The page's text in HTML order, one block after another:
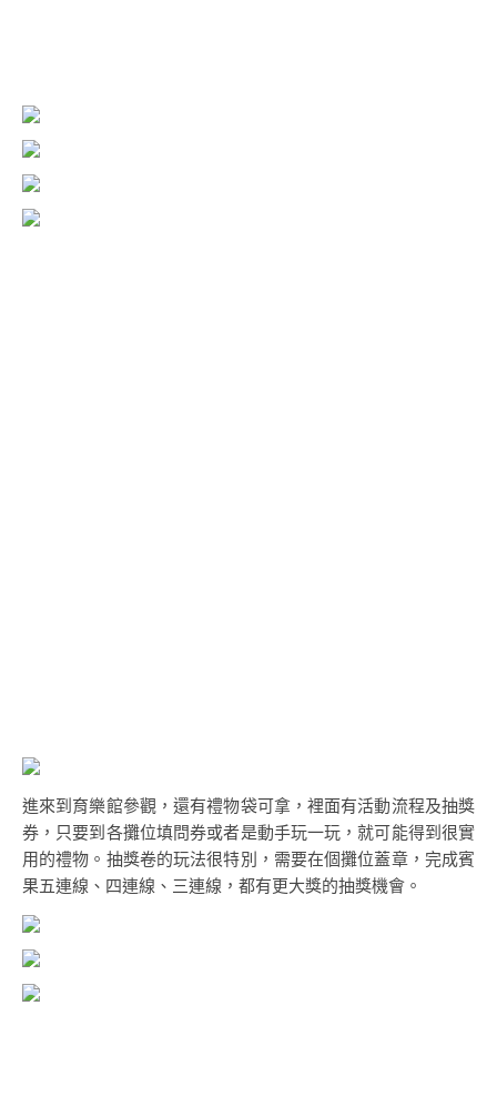
進來到育樂館參觀，還有禮物袋可拿，裡面有活動流程及抽獎
券，只要到各攤位填問券或者是動手玩一玩，就可能得到很實
用的禮物。抽獎卷的玩法很特別，需要在個攤位蓋章，完成賓
果五連線、四連線、三連線，都有更大獎的抽獎機會。